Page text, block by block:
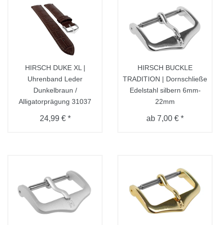
HIRSCH DUKE XL |
Uhrenband Leder
Dunkelbraun /
Alligatorprägung 31037
24,99 € *
HIRSCH BUCKLE
TRADITION | Dornschließe
Edelstahl silbern 6mm-
22mm
ab 7,00 € *